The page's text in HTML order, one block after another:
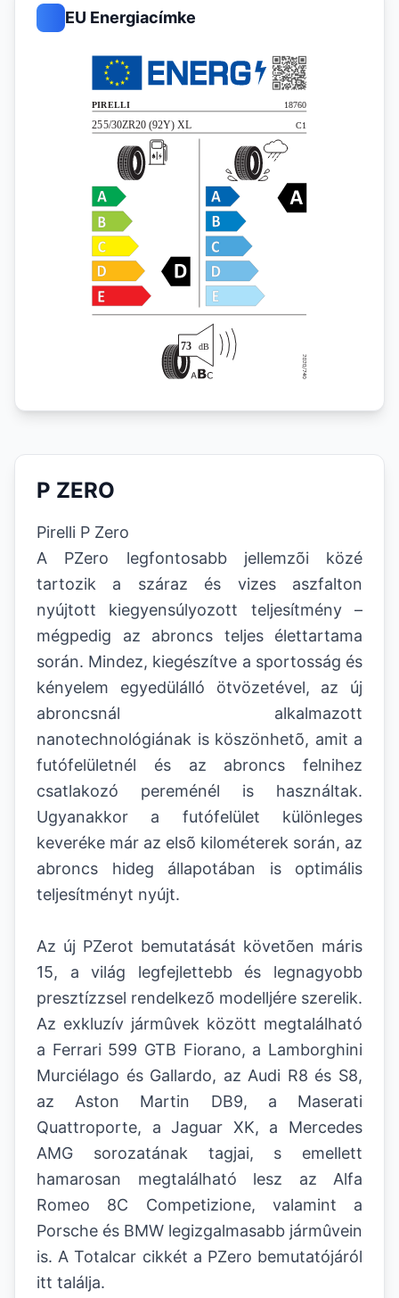
EU Energiacímke
P ZERO
Pirelli P Zero
A PZero legfontosabb jellemzõi közé
tartozik a száraz és vizes aszfalton
nyújtott kiegyensúlyozott teljesítmény –
mégpedig az abroncs teljes élettartama
során. Mindez, kiegészítve a sportosság és
kényelem egyedülálló ötvözetével, az új
abroncsnál alkalmazott
nanotechnológiának is köszönhetõ, amit a
futófelületnél és az abroncs felnihez
csatlakozó pereménél is használtak.
Ugyanakkor a futófelület különleges
keveréke már az elsõ kilométerek során, az
abroncs hideg állapotában is optimális
teljesítményt nyújt.
Az új PZerot bemutatását követõen máris
15, a világ legfejlettebb és legnagyobb
presztízzsel rendelkezõ modelljére szerelik.
Az exkluzív jármûvek között megtalálható
a Ferrari 599 GTB Fiorano, a Lamborghini
Murciélago és Gallardo, az Audi R8 és S8,
az Aston Martin DB9, a Maserati
Quattroporte, a Jaguar XK, a Mercedes
AMG sorozatának tagjai, s emellett
hamarosan megtalálható lesz az Alfa
Romeo 8C Competizione, valamint a
Porsche és BMW legizgalmasabb jármûvein
is. A Totalcar cikkét a PZero bemutatójáról
itt találja.